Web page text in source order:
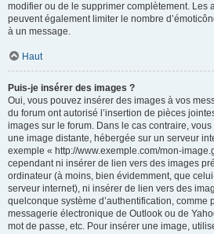
modifier ou de le supprimer complètement. Les
peuvent également limiter le nombre
à un message.
Haut
Puis-je insérer des images ?
Oui, vous pouvez insérer des images à vos
du forum ont autorisé l’insertion de pièces
images sur le forum. Dans le cas contraire,
une image distante, hébergée sur un serveur
exemple « http://www.exemple.com/mon-
cependant ni insérer de lien vers des images
ordinateur (à moins, bien évidemment, que
serveur internet), ni insérer de lien vers des
quelconque système d’authentification, comme
messagerie électronique de Outlook ou de
mot de passe, etc. Pour insérer une image,